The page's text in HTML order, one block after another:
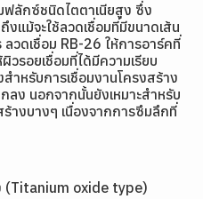
ฟลักซ์ชนิดไตตาเนียสูง ซึ่ง
แม้จะใช้ลวดเชื่อมที่มีขนาดเส้น
วดเชื่อม RB-26 ให้การอาร์คที่
วรอยเชื่อมที่ได้มีความเรียบ
สำหรับการเชื่อมงานโครงสร้าง
ลง นอกจากนั้นยังเหมาะสำหรับ
ร้างบางๆ เนื่องจากการซึมลึกที่
(Titanium oxide type)